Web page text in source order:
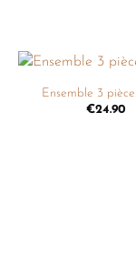
Ensemble 3
€24.90